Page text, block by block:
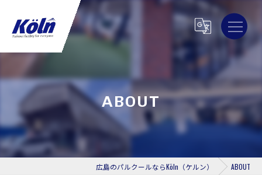
ABOUT
広島のパルクールならKöln（ケルン） ABOUT